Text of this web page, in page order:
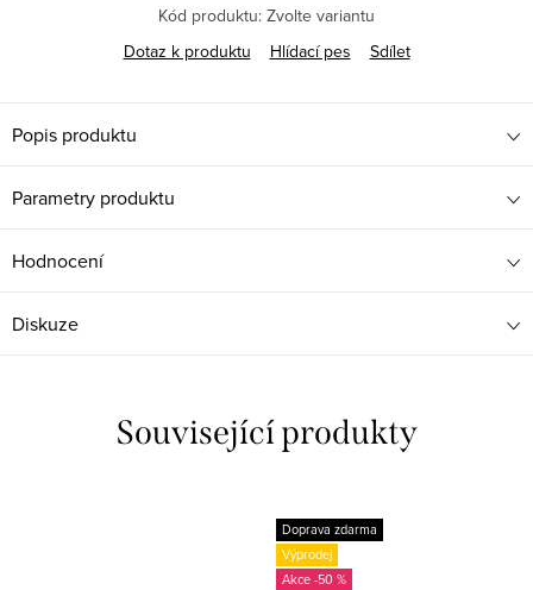
Kód produktu: Zvolte variantu
Dotaz k produktu
Hlídací pes Sdílet
Popis produktu
Parametry produktu
Hodnocení
Diskuze
Související produkty
Doprava zdarma
Výprodej
-50 %